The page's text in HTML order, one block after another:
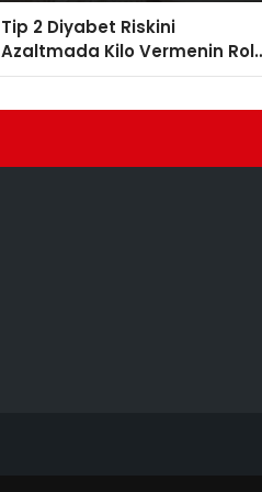
Tip 2 Diyabet Riskini
Azaltmada Kilo Vermenin
Araştırıldı